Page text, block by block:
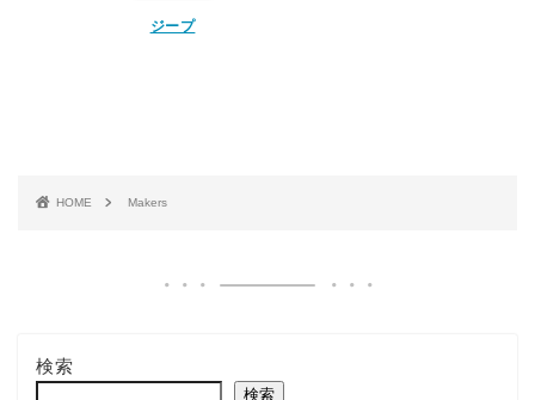
ジープ
HOME Makers
検索
検索